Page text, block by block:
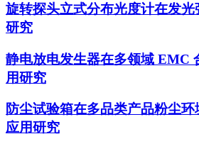
旋转探头立式分布光度计在发光
研究
静电放电发生器在多领域 EMC
用研究
防尘试验箱在多品类产品粉尘
应用研究